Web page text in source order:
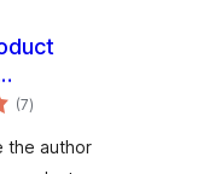
(7કુલ
રેટિંગ્સ
)
the author